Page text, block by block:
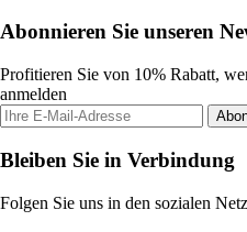
Abonnieren Sie unseren
Profitieren Sie von 10% Rabatt,
anmelden
Bleiben Sie in Verbindung
Folgen Sie uns in den sozialen